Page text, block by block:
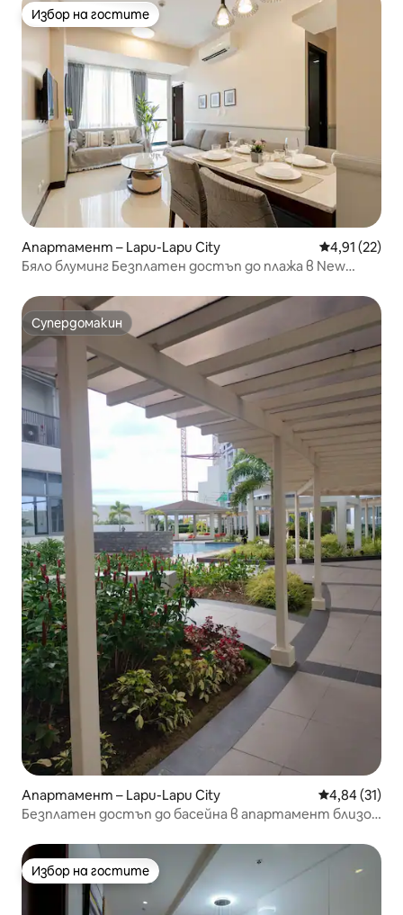
Избор на гостите
Избор на гостите
Апартамент – Lapu-Lapu City Средна
4,91 (22)
Бяло блуминг Безплатен достъп до плажа в New
летището. Корейска къща Запитване за месечен
престой
Супердомакин
Супердомакин
Апартамент – Lapu-Lapu City Средна
4,84 (31)
Безплатен достъп до басейна в апартамент близо
Избор на гостите
Избор на гостите